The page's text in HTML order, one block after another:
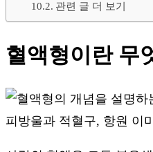
관련 글 더 보기
혈액형이란 무